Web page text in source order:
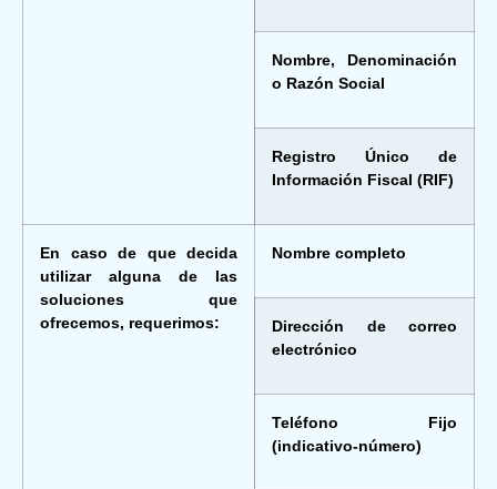
Nombre, Denominación
o Razón Social
Registro Único de
Información Fiscal (RIF)
En caso de que decida
utilizar alguna de las
soluciones que
ofrecemos, requerimos:
Nombre completo
Dirección de correo
electrónico
Teléfono Fijo
(indicativo-número)